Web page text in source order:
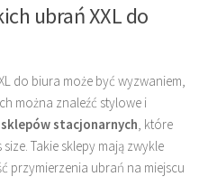
ubrań XXL do
do biura może być wyzwaniem,
można znaleźć stylowe i
sklepów stacjonarnych , które
Takie sklepy mają zwykle
przymierzenia ubrań na miejscu